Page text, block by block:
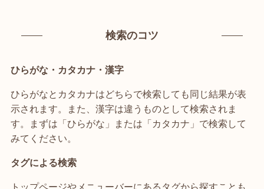
検索のコツ
ひらがな・カタカナ・漢字
ひらがなとカタカナはどちらで検索しても同じ結果が表
示されます。また、漢字は違うものとして検索されま
す。まずは「ひらがな」または「カタカナ」で検索して
みてください。
タグによる検索
トップページやメニューバーにあるタグから探すことも